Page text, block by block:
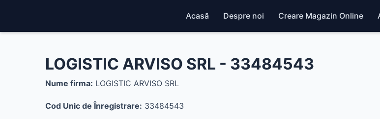
Acasă Despre noi Creare Magazin Online
LOGISTIC ARVISO SRL - 33484543
Nume firma: LOGISTIC ARVISO SRL
Cod Unic de Înregistrare: 33484543